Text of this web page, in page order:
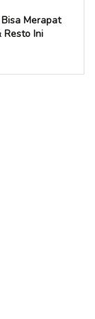
Merapat
Resto Ini